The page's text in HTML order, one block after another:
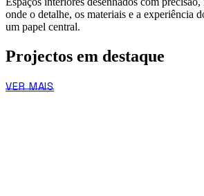
onde o detalhe, os materiais e a experiência
um papel central.
Projectos em destaque
VER MAIS